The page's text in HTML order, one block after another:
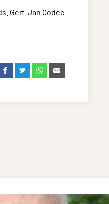
Gert-Jan Codée